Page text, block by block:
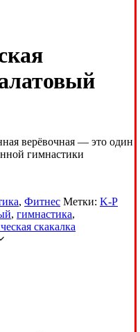
верёвочная — это один
гимнастики
, Фитнес Метки: K-P
, гимнастика,
скакалка